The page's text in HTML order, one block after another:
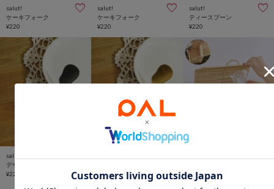
salut!
ケーキフォーク
¥220
salut!
ケーキフォーク
¥220
salut!
ティースプーン
¥220
salut!
デザートスプーン
¥220
¥220
《洗える！／WEB限定再入